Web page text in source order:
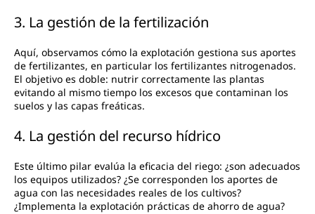
3. La gestión de la fertilización
Aquí, observamos cómo la explotación gestiona sus aportes
de fertilizantes, en particular los fertilizantes nitrogenados.
El objetivo es doble: nutrir correctamente las plantas
evitando al mismo tiempo los excesos que contaminan los
suelos y las capas freáticas.
4. La gestión del recurso hídrico
Este último pilar evalúa la eficacia del riego: ¿son adecuados
los equipos utilizados? ¿Se corresponden los aportes de
agua con las necesidades reales de los cultivos?
¿Implementa la explotación prácticas de ahorro de agua?